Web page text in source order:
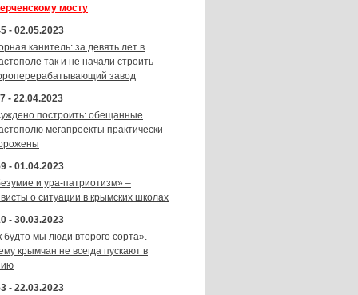
мосту
- 02.05.2023
канитель: за девять лет в
так и не начали строить
завод
- 22.04.2023
построить: обещанные
мегапроекты практически
- 01.04.2023
и ура-патриотизм» –
о ситуации в крымских школах
- 30.03.2023
будто мы люди второго сорта».
крымчан не всегда пускают в
- 22.03.2023